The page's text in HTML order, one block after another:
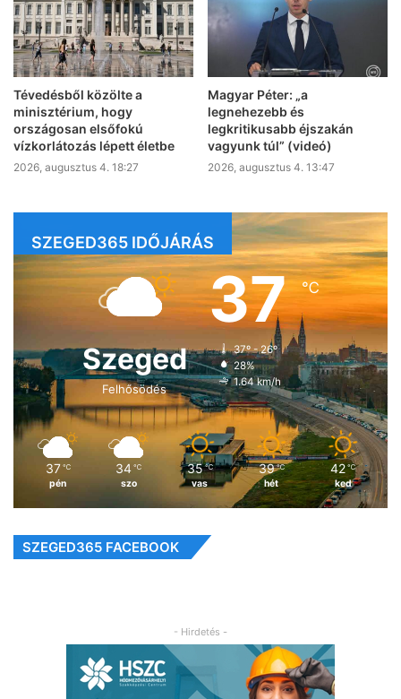
Tévedésből közölte a
minisztérium, hogy
országosan elsőfokú
vízkorlátozás lépett életbe
2026, augusztus 4. 18:27
Magyar Péter: „a
legnehezebb és
legkritikusabb éjszakán
vagyunk túl” (videó)
2026, augusztus 4. 13:47
SZEGED365 IDŐJÁRÁS
Szeged
Felhősödés
37℃
37º - 26º
28%
1.64 km/h
37 ℃
pén
34 ℃
szo
35 ℃
vas
39 ℃
hét
42 ℃
ked
SZEGED365 FACEBOOK
- Hirdetés -